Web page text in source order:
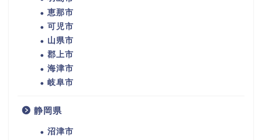
恵那市
可児市
山県市
郡上市
海津市
岐阜市
静岡県
沼津市